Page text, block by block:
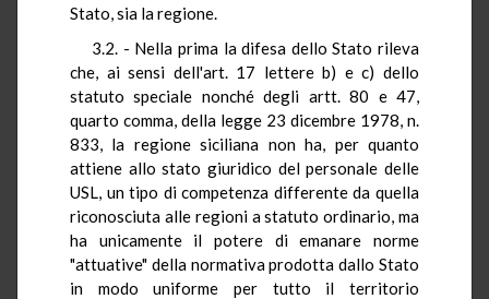
Stato, sia la regione.
3.2. - Nella prima la difesa dello Stato rileva
che, ai sensi dell'art. 17 lettere b) e c) dello
statuto speciale nonché degli artt. 80 e 47,
quarto comma, della legge 23 dicembre 1978, n.
833, la regione siciliana non ha, per quanto
attiene allo stato giuridico del personale delle
USL, un tipo di competenza differente da quella
riconosciuta alle regioni a statuto ordinario, ma
ha unicamente il potere di emanare norme
"attuative" della normativa prodotta dallo Stato
in modo uniforme per tutto il territorio